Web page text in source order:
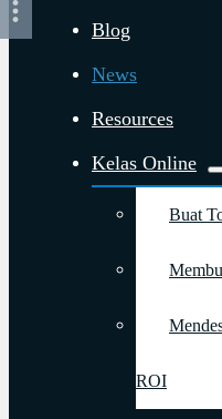
Blog
News
Resources
Kelas Online
Buat
ROI